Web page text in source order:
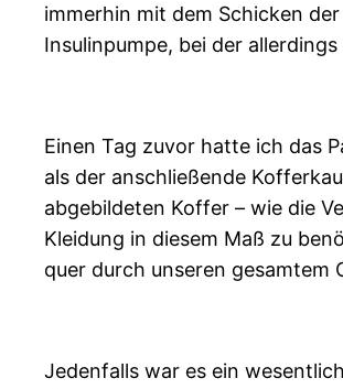
immerhin mit dem Schicken
Insulinpumpe, bei der
Einen Tag zuvor hatte ich das
als der anschließende
abgebildeten Koffer – wie die
Kleidung in diesem Maß zu
quer durch unseren gesamtem
Jedenfalls war es ein